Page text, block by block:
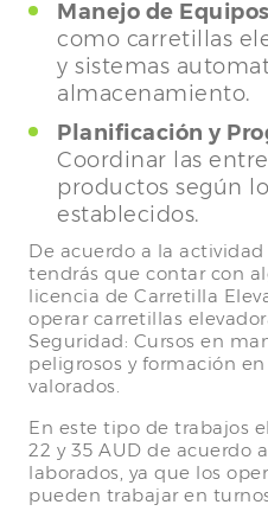
Manejo de
como carretillas
y sistemas
almacenamiento.
Planificación y
Coordinar las
productos según
establecidos.
De acuerdo a la
tendrás que contar con
licencia de Carretilla
operar carretillas
Seguridad: Cursos en
peligrosos y formación
valorados.
En este tipo de trabajos
22 y 35 AUD de acuerdo
laborados, ya que los
pueden trabajar en